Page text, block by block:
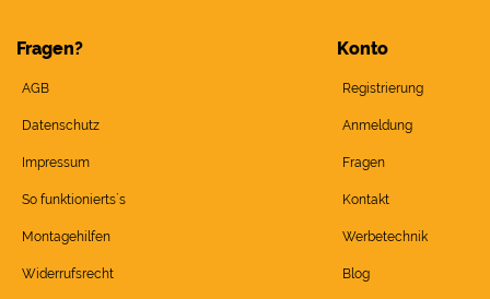
Fragen?
AGB
Datenschutz
Impressum
So funktionierts`s
Montagehilfen
Widerrufsrecht
Konto
Registrierung
Anmeldung
Fragen
Kontakt
Werbetechnik
Blog